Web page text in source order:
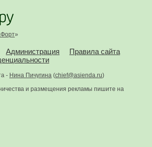
»
Администрация
Правила сайта
- Нина Пичугина (chief@asienda.ru)
и размещения рекламы пишите на